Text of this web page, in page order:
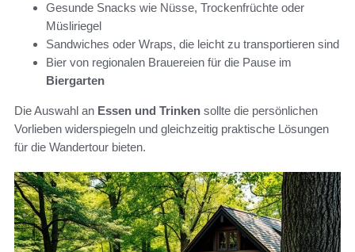
Gesunde Snacks wie Nüsse, Trockenfrüchte oder
Müsliriegel
Sandwiches oder Wraps, die leicht zu transportieren sind
Bier von regionalen Brauereien für die Pause im
Biergarten
Die Auswahl an Essen und Trinken sollte die persönlichen
Vorlieben widerspiegeln und gleichzeitig praktische Lösungen
für die Wandertour bieten.